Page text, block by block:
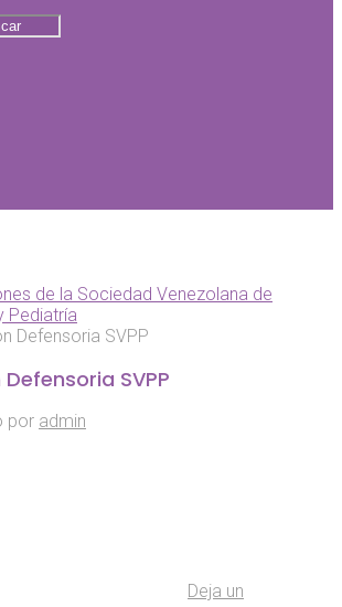
de la Sociedad Venezolana de
Pediatría
Defensoria SVPP
SVPP
por admin
Deja un